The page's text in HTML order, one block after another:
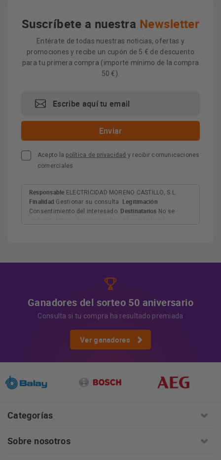
Suscríbete a nuestra Newsletter
Entérate de todas nuestras noticias, ofertas y
promociones y recibe un cupón de 5 € de descuento
para tu primera compra (importe mínimo de la compra
50 €).
Acepto la política de privacidad y recibir comunicaciones
comerciales
Responsable ELECTRICIDAD MORENO CASTILLO, S.L.
Finalidad Gestionar su consulta. Legitimación
Consentimiento del interesado. Destinatarios No se
Ganadores del sorteo 50 aniversario
Consulta si tu compra ha resultado premiada
Ver ganadores
Categorías
Sobre nosotros